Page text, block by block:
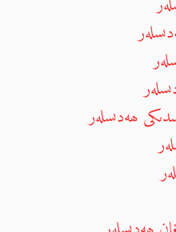
ھەدىسلەر